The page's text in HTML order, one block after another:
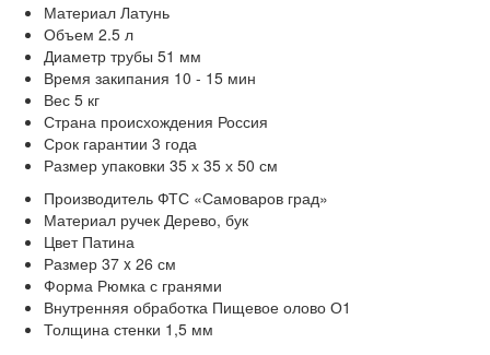
Материал Латунь
Объем 2.5 л
Диаметр трубы 51 мм
Время закипания 10 - 15 мин
Вес 5 кг
Страна происхождения Россия
Срок гарантии 3 года
Размер упаковки 35 х 35 х 50 см
Производитель ФТС «Самоваров град»
Материал ручек Дерево, бук
Цвет Патина
Размер 37 x 26 см
Форма Рюмка с гранями
Внутренняя обработка Пищевое олово О1
Толщина стенки 1,5 мм